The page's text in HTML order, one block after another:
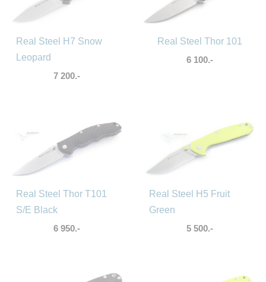
Real Steel H7 Snow
Leopard
7 200.-
Real Steel Thor 101
6 100.-
Real Steel Thor T101
S/E Black
6 950.-
Real Steel H5 Fruit
Green
5 500.-